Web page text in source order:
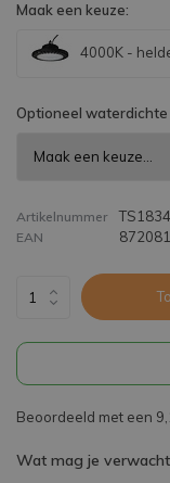
Maak een keuze:
4000K -
Optioneel
Artikelnummer
EAN
Beoordeeld met een
Wat mag je